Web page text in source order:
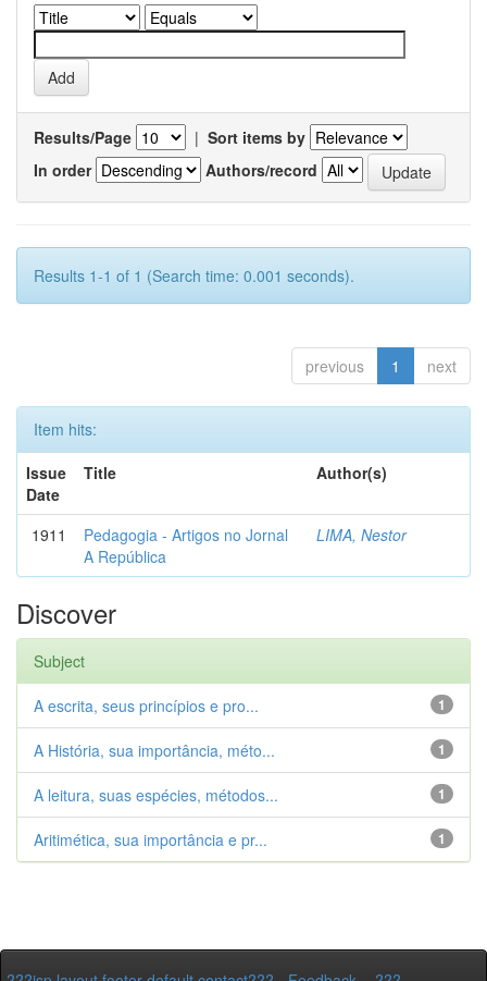
Results/Page | Sort items by
In order
Authors/record
Results 1-1 of 1 (Search time: 0.001 seconds).
previous 1 next
Item hits:
Issue
Date
Title Author(s)
1911
Pedagogia - Artigos no Jornal
A República
LIMA, Nestor
Discover
Subject
1
A escrita, seus princípios e pro...
1
A História, sua importância, méto...
1
A leitura, suas espécies, métodos...
1
Aritimética, sua importância e pr...